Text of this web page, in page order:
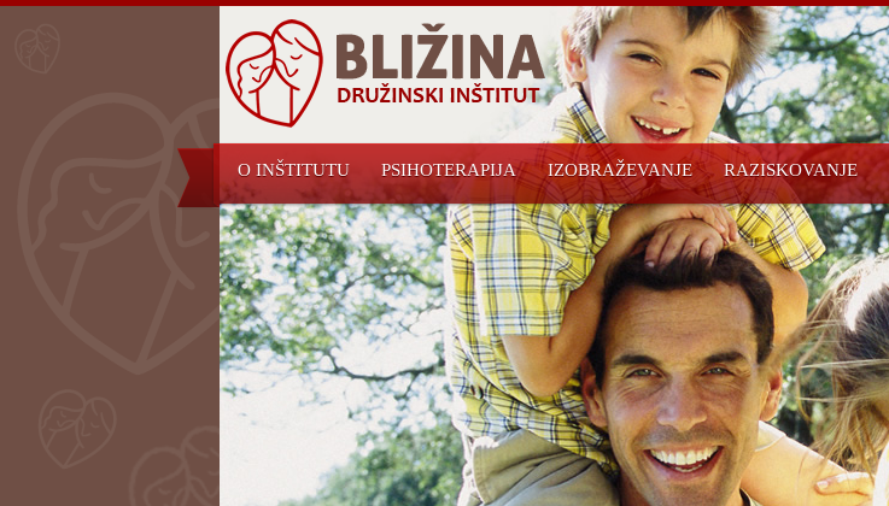
O INŠTITUTU PSIHOTERAPIJA IZOBRAŽEVANJE RAZISKOVANJE